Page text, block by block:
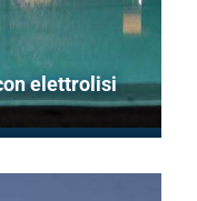
elettrolisi
e insuflaggio.